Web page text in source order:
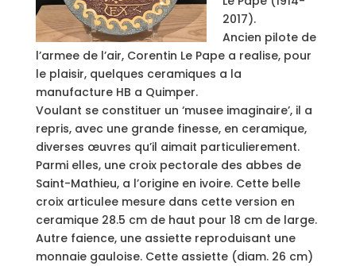
2017).
Ancien pilote de
l’armee de l’air, Corentin Le Pape a realise, pour
le plaisir, quelques ceramiques a la
manufacture HB a Quimper.
Voulant se constituer un ‘musee imaginaire’, il a
repris, avec une grande finesse, en ceramique,
diverses œuvres qu’il aimait particulierement.
Parmi elles, une croix pectorale des abbes de
Saint-Mathieu, a l’origine en ivoire. Cette belle
croix articulee mesure dans cette version en
ceramique 28.5 cm de haut pour 18 cm de large.
Autre faience, une assiette reproduisant une
monnaie gauloise. Cette assiette (diam. 26 cm)